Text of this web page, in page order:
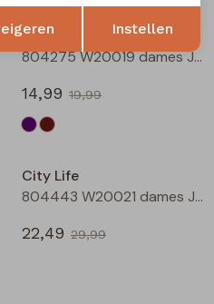
City Life
804275 W20019 dames Jurk Aubergine
14,99 19,99
City Life
804443 W20021 dames Jurk Marine
22,49 29,99
Opslaan
Instellen